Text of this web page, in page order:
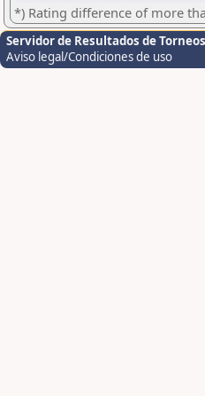
*) Rating difference of more
Servidor de Resultados de
Aviso legal/Condiciones de uso